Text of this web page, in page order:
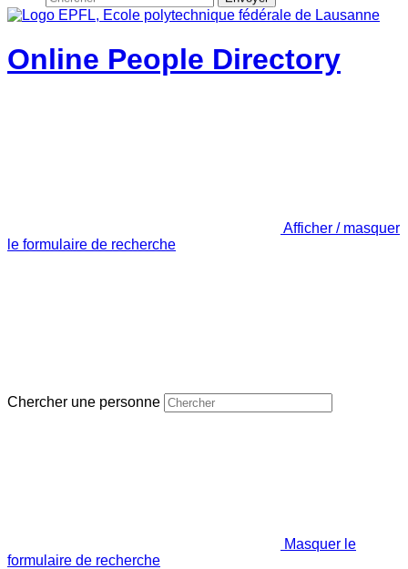
Online People Directory
Afficher / masquer
le formulaire de recherche
Chercher une personne
Masquer le
formulaire de recherche